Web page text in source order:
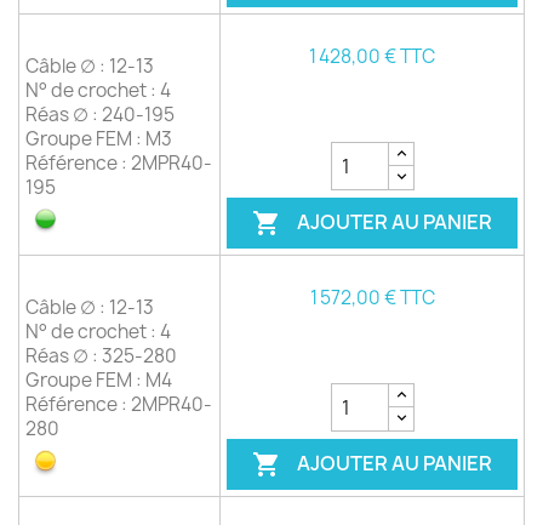
Câble ∅ : 12-13
N° de crochet : 4
Réas ∅ : 240-195
Groupe FEM : M3
Référence : 2MPR40-
195
1 428,00 € TTC
 AJOUTER AU PANIER
Câble ∅ : 12-13
N° de crochet : 4
Réas ∅ : 325-280
Groupe FEM : M4
Référence : 2MPR40-
280
1 572,00 € TTC
 AJOUTER AU PANIER